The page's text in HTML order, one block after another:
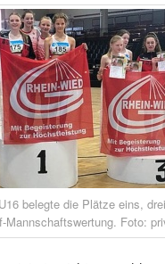
belegte die Plätze eins,
Mannschaftswertung. Foto: